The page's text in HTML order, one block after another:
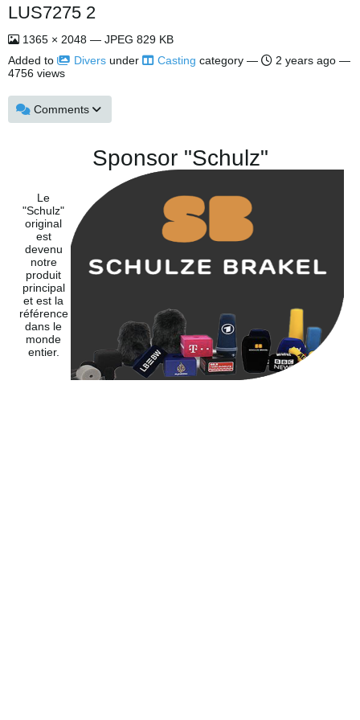
LUS7275 2
1365 × 2048 — JPEG 829 KB
Added to
Divers under Casting category — 2 years ago —
4756 views
Comments
Sponsor "Schulz"
Le
"Schulz"
original
est
devenu
notre
produit
principal
et est la
référence
dans le
monde
entier.